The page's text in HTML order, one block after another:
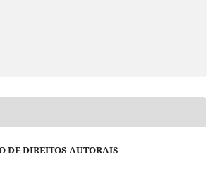
DE DIREITOS AUTORAIS